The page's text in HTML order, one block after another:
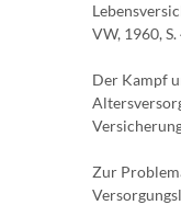
VW, 1960,
Der Kampf
Zur